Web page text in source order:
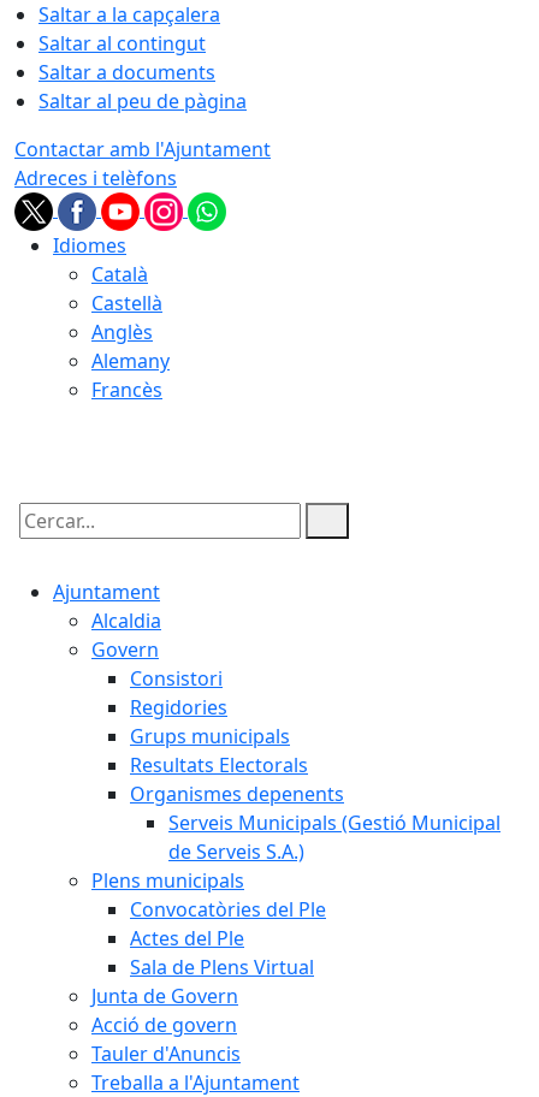
Saltar a la capçalera
Saltar al contingut
Saltar a documents
Saltar al peu de pàgina
Contactar amb l'Ajuntament
Adreces i telèfons
Idiomes
Català
Castellà
Anglès
Alemany
Francès
Cercar:
Ajuntament
Alcaldia
Govern
Consistori
Regidories
Grups municipals
Resultats Electorals
Organismes depenents
Serveis Municipals (Gestió Municipal
de Serveis S.A.)
Plens municipals
Convocatòries del Ple
Actes del Ple
Sala de Plens Virtual
Junta de Govern
Acció de govern
Tauler d'Anuncis
Treballa a l'Ajuntament